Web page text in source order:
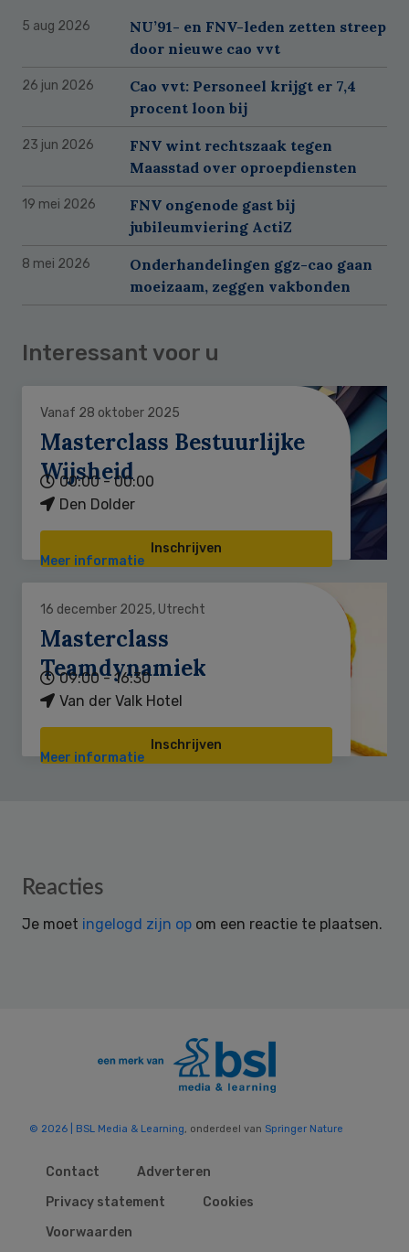
5 aug 2026
NU’91- en FNV-leden zetten streep
door nieuwe cao vvt
26 jun 2026
Cao vvt: Personeel krijgt er 7,4
procent loon bij
23 jun 2026
FNV wint rechtszaak tegen
Maasstad over oproepdiensten
19 mei 2026
FNV ongenode gast bij
jubileumviering ActiZ
8 mei 2026
Onderhandelingen ggz-cao gaan
moeizaam, zeggen vakbonden
Interessant voor u
Vanaf 28 oktober 2025
Masterclass Bestuurlijke
Wijsheid
00:00 - 00:00
Den Dolder
Inschrijven
Meer informatie
16 december 2025, Utrecht
Masterclass
Teamdynamiek
09:00 - 16:30
Van der Valk Hotel
Inschrijven
Meer informatie
Reader
Reacties
Je moet ingelogd zijn op om een reactie te plaatsen.
© 2026 | BSL Media & Learning, onderdeel van Springer Nature
Contact
Adverteren
Privacy statement
Cookies
Voorwaarden